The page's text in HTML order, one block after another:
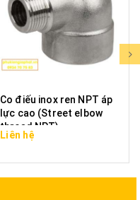
Co điếu inox ren NPT áp
lực cao (Street elbow
thread NPT)
Liên hệ